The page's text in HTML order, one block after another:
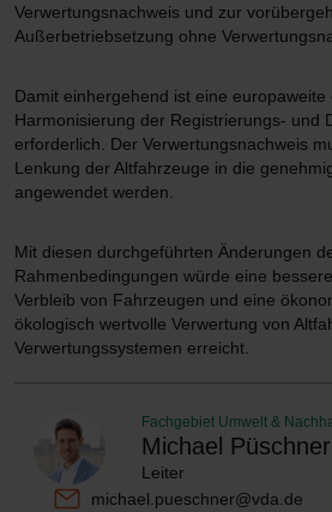
Verwertungsnachweis und zur
Außerbetriebsetzung ohne
Damit einhergehend ist eine
Harmonisierung der Registrierungs- und
erforderlich. Der Verwertungsnachweis
Lenkung der Altfahrzeuge in die
angewendet werden.
Mit diesen durchgeführten Änderungen
Rahmenbedingungen würde eine
Verbleib von Fahrzeugen und eine
ökologisch wertvolle Verwertung von
Verwertungssystemen erreicht.
Fachgebiet Umwelt &
Michael Püschner
Leiter
michael.pueschner@vda.de